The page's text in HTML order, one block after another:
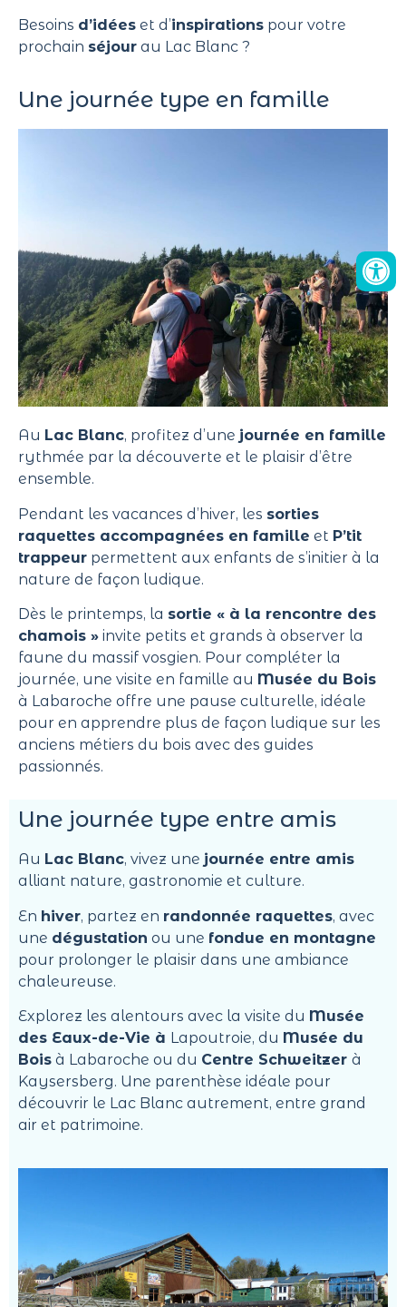
Besoins d’idées et d’inspirations pour votre
prochain séjour au Lac Blanc ?
Une journée type en famille
Au Lac Blanc, profitez d’une journée en famille
rythmée par la découverte et le plaisir d’être
ensemble.
Pendant les vacances d’hiver, les sorties
raquettes accompagnées en famille et P’tit
trappeur permettent aux enfants de s’initier à la
nature de façon ludique.
Dès le printemps, la sortie « à la rencontre des
chamois » invite petits et grands à observer la
faune du massif vosgien. Pour compléter la
journée, une visite en famille au Musée du Bois
à Labaroche offre une pause culturelle, idéale
pour en apprendre plus de façon ludique sur les
anciens métiers du bois avec des guides
passionnés.
Une journée type entre amis
Au Lac Blanc, vivez une journée entre amis
alliant nature, gastronomie et culture.
En hiver, partez en randonnée raquettes, avec
une dégustation ou une fondue en montagne
pour prolonger le plaisir dans une ambiance
chaleureuse.
Explorez les alentours avec la visite du Musée
des Eaux-de-Vie à Lapoutroie, du Musée du
Bois à Labaroche ou du Centre Schweitzer à
Kaysersberg. Une parenthèse idéale pour
découvrir le Lac Blanc autrement, entre grand
air et patrimoine.